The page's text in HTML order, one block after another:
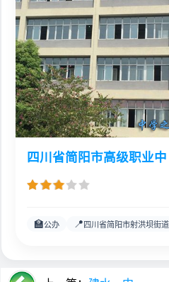
四川省简阳市高级职业中
🏫公办 📍 四川省简阳市射洪坝街道